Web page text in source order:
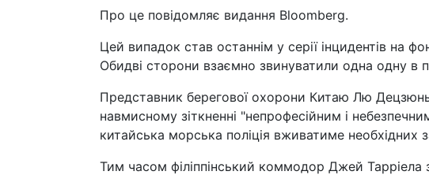
Про це повідомляє видання Bloomberg.
Цей випадок став останнім у серії інцидентів на
Обидві сторони взаємно звинуватили одна одну в
Представник берегової охорони Китаю Лю Децзюнь
навмисному зіткненні "непрофесійним і
китайська морська поліція вживатиме необхідних
Тим часом філіппінський коммодор Джей